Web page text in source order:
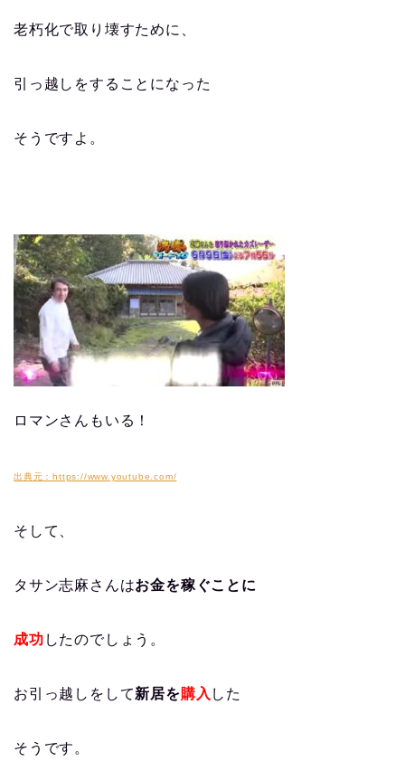
老朽化で取り壊すために、
引っ越しをすることになった
そうですよ。
ロマンさんもいる！
出典元：https://www.youtube.com/
そして、
タサン志麻さんはお金を稼ぐことに
成功 したのでしょう。
お引っ越しをして新居を購入 した
そうです。